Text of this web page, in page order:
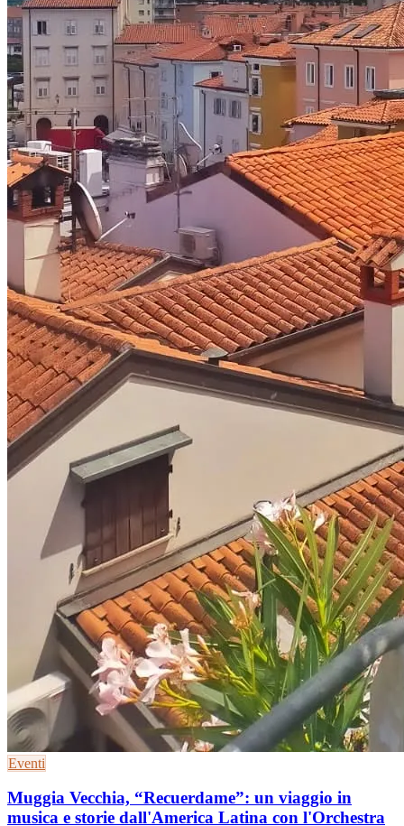
Eventi
Muggia Vecchia, “Recuerdame”: un viaggio in
musica e storie dall'America Latina con l'Orchestra